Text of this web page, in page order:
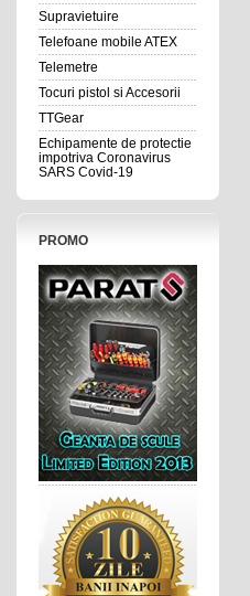
Supravietuire
Telefoane mobile ATEX
Telemetre
Tocuri pistol si Accesorii
TTGear
Echipamente de protectie
impotriva Coronavirus
SARS Covid-19
PROMO